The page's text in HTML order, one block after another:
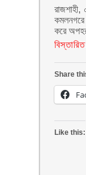
রাজশাহী,
কমলনগরে
করে
Share
Like this: